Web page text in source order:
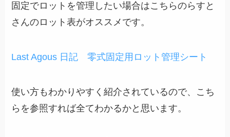
固定でロットを管理したい場合はこちらのらすと
さんのロット表がオススメです。
Last Agous 日記 零式固定用ロット管理シート
使い方もわかりやすく紹介されているので、こち
らを参照すれば全てわかるかと思います。